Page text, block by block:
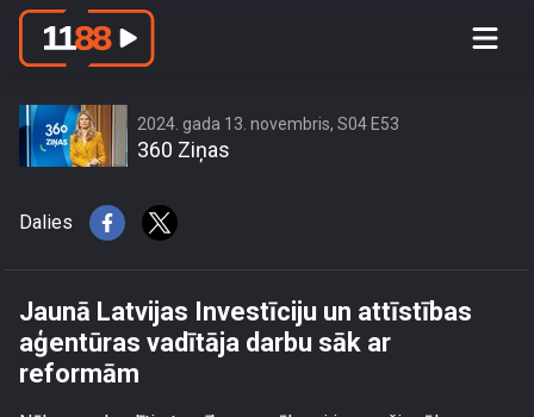
Jaunā Latvijas Investīciju un attīstības
2024. gada 13. novembris, S04 E53
360 Ziņas
Dalies
Jaunā Latvijas Investīciju un attīstības
aģentūras vadītāja darbu sāk ar
reformām